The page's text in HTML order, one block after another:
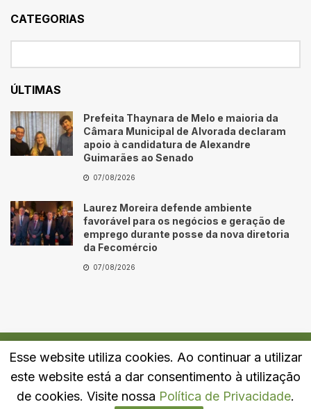
CATEGORIAS
ÚLTIMAS
Prefeita Thaynara de Melo e maioria da
Câmara Municipal de Alvorada declaram
apoio à candidatura de Alexandre
Guimarães ao Senado
07/08/2026
Laurez Moreira defende ambiente
favorável para os negócios e geração de
emprego durante posse da nova diretoria
da Fecomércio
07/08/2026
Quem Somos Fale Conosco Política de Privacidade
Esse website utiliza cookies. Ao continuar a utilizar
este website está a dar consentimento à utilização
de cookies. Visite nossa Política de Privacidade.